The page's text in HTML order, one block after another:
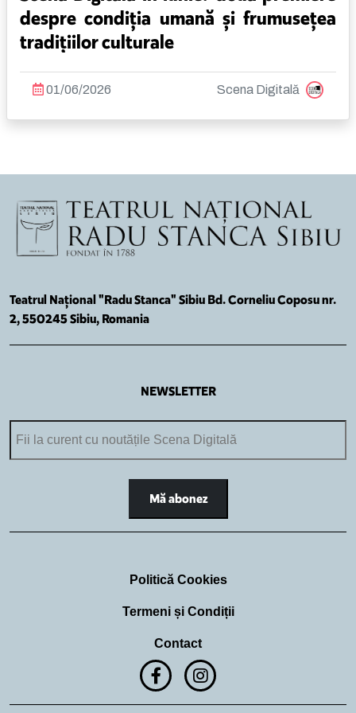
despre condiția umană și frumusețea
tradițiilor culturale
01/06/2026 Scena Digitală
Teatrul Național "Radu Stanca" Sibiu Bd. Corneliu Coposu nr.
2, 550245 Sibiu, Romania
NEWSLETTER
Politică Cookies
Termeni și Condiții
Contact